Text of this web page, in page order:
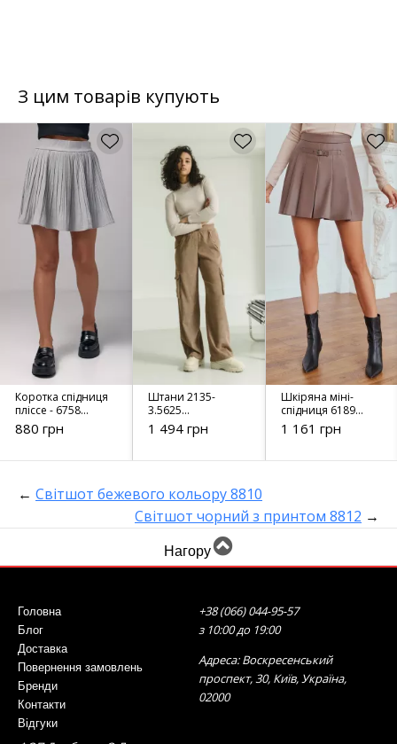
З цим товарів купують
Коротка спідниця
пліссе - 6758
світло-сіра
880 грн
Штани 2135-
3.5625
коричневий
1 494 грн
Шкіряна міні-
спідниця 6189
мокко
1 161 грн
← Світшот бежевого кольору 8810
Світшот чорний з принтом 8812 →
Нагору
Головна
Блог
Доставка
Повернення замовлень
Бренди
Контакти
Відгуки
+38 (066) 044-95-57
з 10:00 до 19:00
Адреса: Воскресенський
проспект, 30, Київ, Україна,
02000